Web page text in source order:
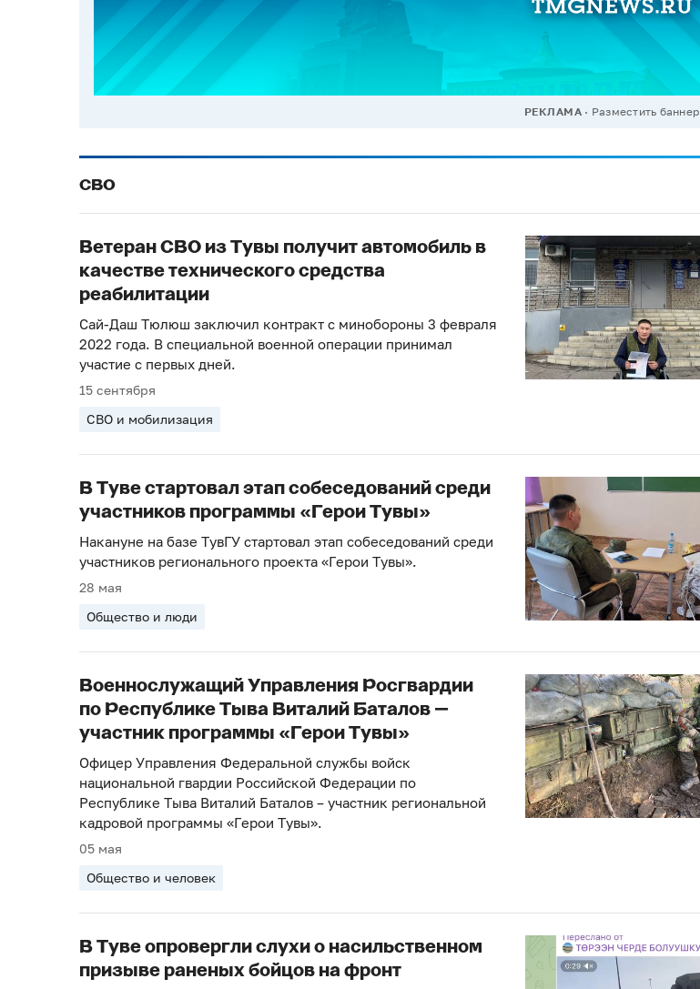
РЕКЛАМА Разместить баннер
СВО
Ветеран СВО из Тувы получит автомобиль в
качестве технического средства
реабилитации
Сай-Даш Тюлюш заключил контракт с минобороны 3 февраля
2022 года. В специальной военной операции принимал
участие с первых дней.
15 сентября
СВО и мобилизация
В Туве стартовал этап собеседований среди
участников программы «Герои Тувы»
Накануне на базе ТувГУ стартовал этап собеседований среди
участников регионального проекта «Герои Тувы».
28 мая
Общество и люди
Военнослужащий Управления Росгвардии
по Республике Тыва Виталий Баталов —
участник программы «Герои Тувы»
Офицер Управления Федеральной службы войск
национальной гвардии Российской Федерации по
Республике Тыва Виталий Баталов – участник региональной
кадровой программы «Герои Тувы».
05 мая
Общество и человек
В Туве опровергли слухи о насильственном
призыве раненых бойцов на фронт